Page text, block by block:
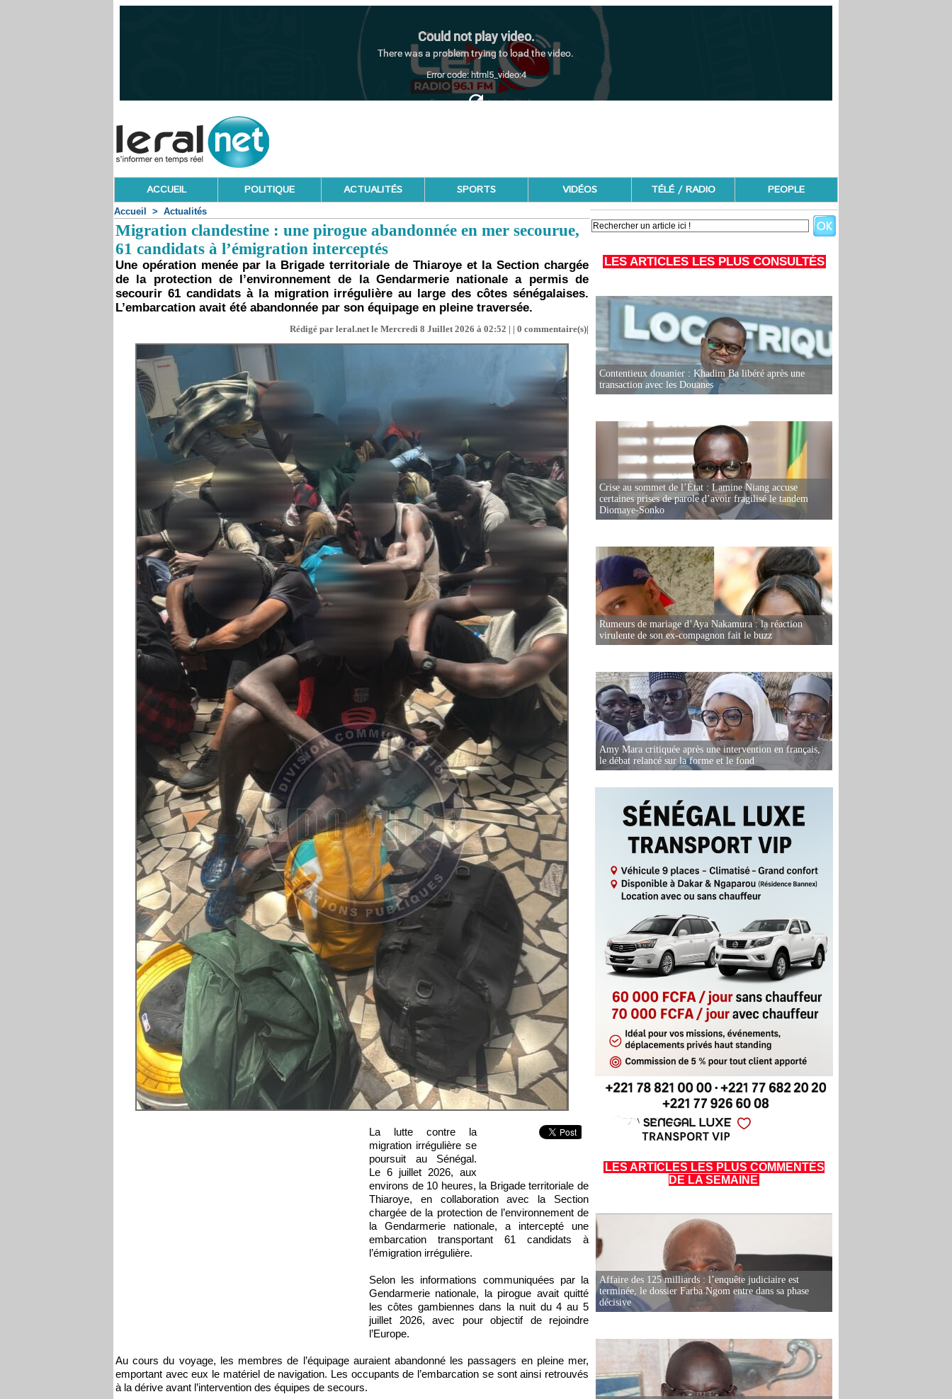
ACCUEIL POLITIQUE ACTUALITÉS SPORTS VIDÉOS TÉLÉ / RADIO PEOPLE
Accueil > Actualités
Migration clandestine : une pirogue abandonnée en mer secourue,
61 candidats à l’émigration interceptés
Une opération menée par la Brigade territoriale de Thiaroye et la Section chargée
de la protection de l’environnement de la Gendarmerie nationale a permis de
secourir 61 candidats à la migration irrégulière au large des côtes sénégalaises.
L’embarcation avait été abandonnée par son équipage en pleine traversée.
Rédigé par leral.net le Mercredi 8 Juillet 2026 à 02:52 | | 0 commentaire(s)|
La lutte contre la
migration irrégulière se
poursuit au Sénégal.
Le 6 juillet 2026, aux
environs de 10 heures, la Brigade territoriale de
Thiaroye, en collaboration avec la Section
chargée de la protection de l’environnement de
la Gendarmerie nationale, a intercepté une
embarcation transportant 61 candidats à
l’émigration irrégulière.
Selon les informations communiquées par la
Gendarmerie nationale, la pirogue avait quitté
les côtes gambiennes dans la nuit du 4 au 5
juillet 2026, avec pour objectif de rejoindre
l’Europe.
Au cours du voyage, les membres de l’équipage auraient abandonné les passagers en pleine mer,
emportant avec eux le matériel de navigation. Les occupants de l’embarcation se sont ainsi retrouvés
à la dérive avant l’intervention des équipes de secours.
LES ARTICLES LES PLUS CONSULTÉS
Contentieux douanier : Khadim Ba libéré après une
transaction avec les Douanes
Crise au sommet de l’État : Lamine Niang accuse
certaines prises de parole d’avoir fragilisé le tandem
Diomaye-Sonko
Rumeurs de mariage d’Aya Nakamura : la réaction
virulente de son ex-compagnon fait le buzz
Amy Mara critiquée après une intervention en français,
le débat relancé sur la forme et le fond
LES ARTICLES LES PLUS COMMENTÉS
DE LA SEMAINE
Affaire des 125 milliards : l’enquête judiciaire est
terminée, le dossier Farba Ngom entre dans sa phase
décisive